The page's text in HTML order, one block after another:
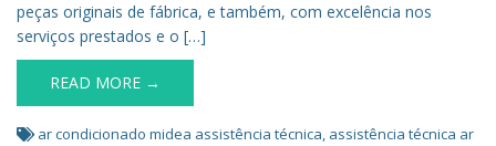
peças originais de fábrica, e também, com excelência nos
serviços prestados e o […]
READ MORE →
ar condicionado midea assistência técnica, assistência técnica ar